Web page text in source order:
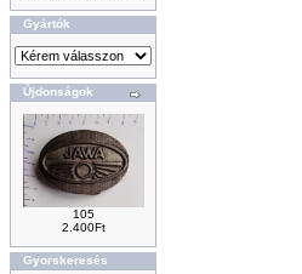
Gyártók
Újdonságok
105
2.400Ft
Gyorskeresés